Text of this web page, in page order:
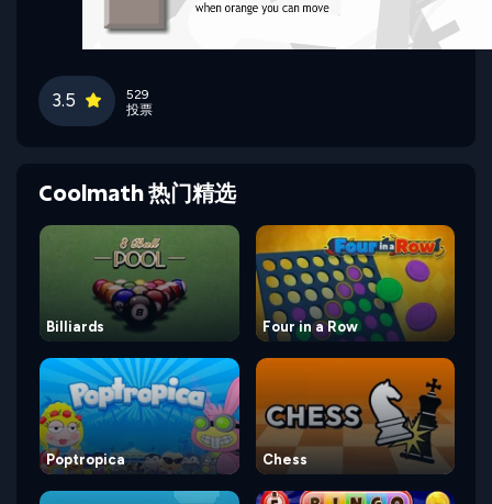
3.5
529
投票
Coolmath 热门精选
Billiards Four in a Row
Poptropica Chess